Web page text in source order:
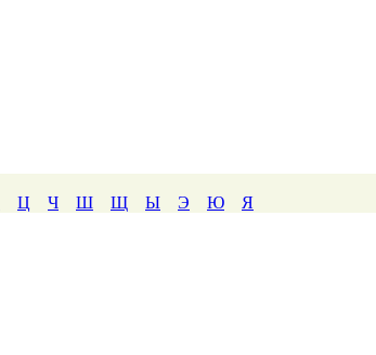
Ц Ч Ш Щ Ы Э Ю
Я